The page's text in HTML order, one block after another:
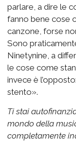
parlare, a dire le
fanno bene cose
canzone, forse
Sono
Ninetynine, a
le cose come
invece è
stento».
Ti stai
mondo della
completamente